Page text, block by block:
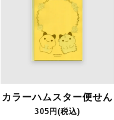
カラーハムスター便せん
305円(税込)